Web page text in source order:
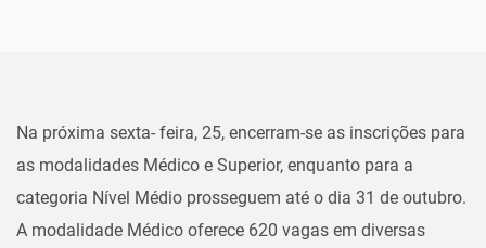
Na próxima sexta- feira, 25, encerram-se as inscrições para
as modalidades Médico e Superior, enquanto para a
categoria Nível Médio prosseguem até o dia 31 de outubro.
A modalidade Médico oferece 620 vagas em diversas